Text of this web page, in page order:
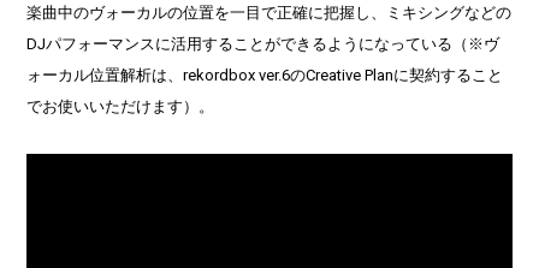
楽曲中のヴォーカルの位置を一目で正確に把握し、ミキシングなどの
DJパフォーマンスに活用することができるようになっている（※ヴ
ォーカル位置解析は、rekordbox ver.6のCreative Planに契約すること
でお使いいただけます）。